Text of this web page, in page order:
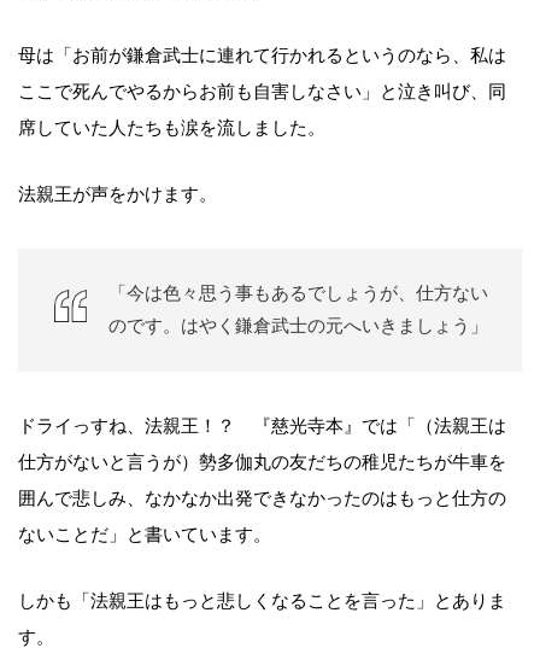
母は「お前が鎌倉武士に連れて行かれるというのなら、私は
ここで死んでやるからお前も自害しなさい」と泣き叫び、同
席していた人たちも涙を流しました。
法親王が声をかけます。
「今は色々思う事もあるでしょうが、仕方ない
のです。はやく鎌倉武士の元へいきましょう」
ドライっすね、法親王！？ 『慈光寺本』では「（法親王は
仕方がないと言うが）勢多伽丸の友だちの稚児たちが牛車を
囲んで悲しみ、なかなか出発できなかったのはもっと仕方の
ないことだ」と書いています。
しかも「法親王はもっと悲しくなることを言った」とありま
す。